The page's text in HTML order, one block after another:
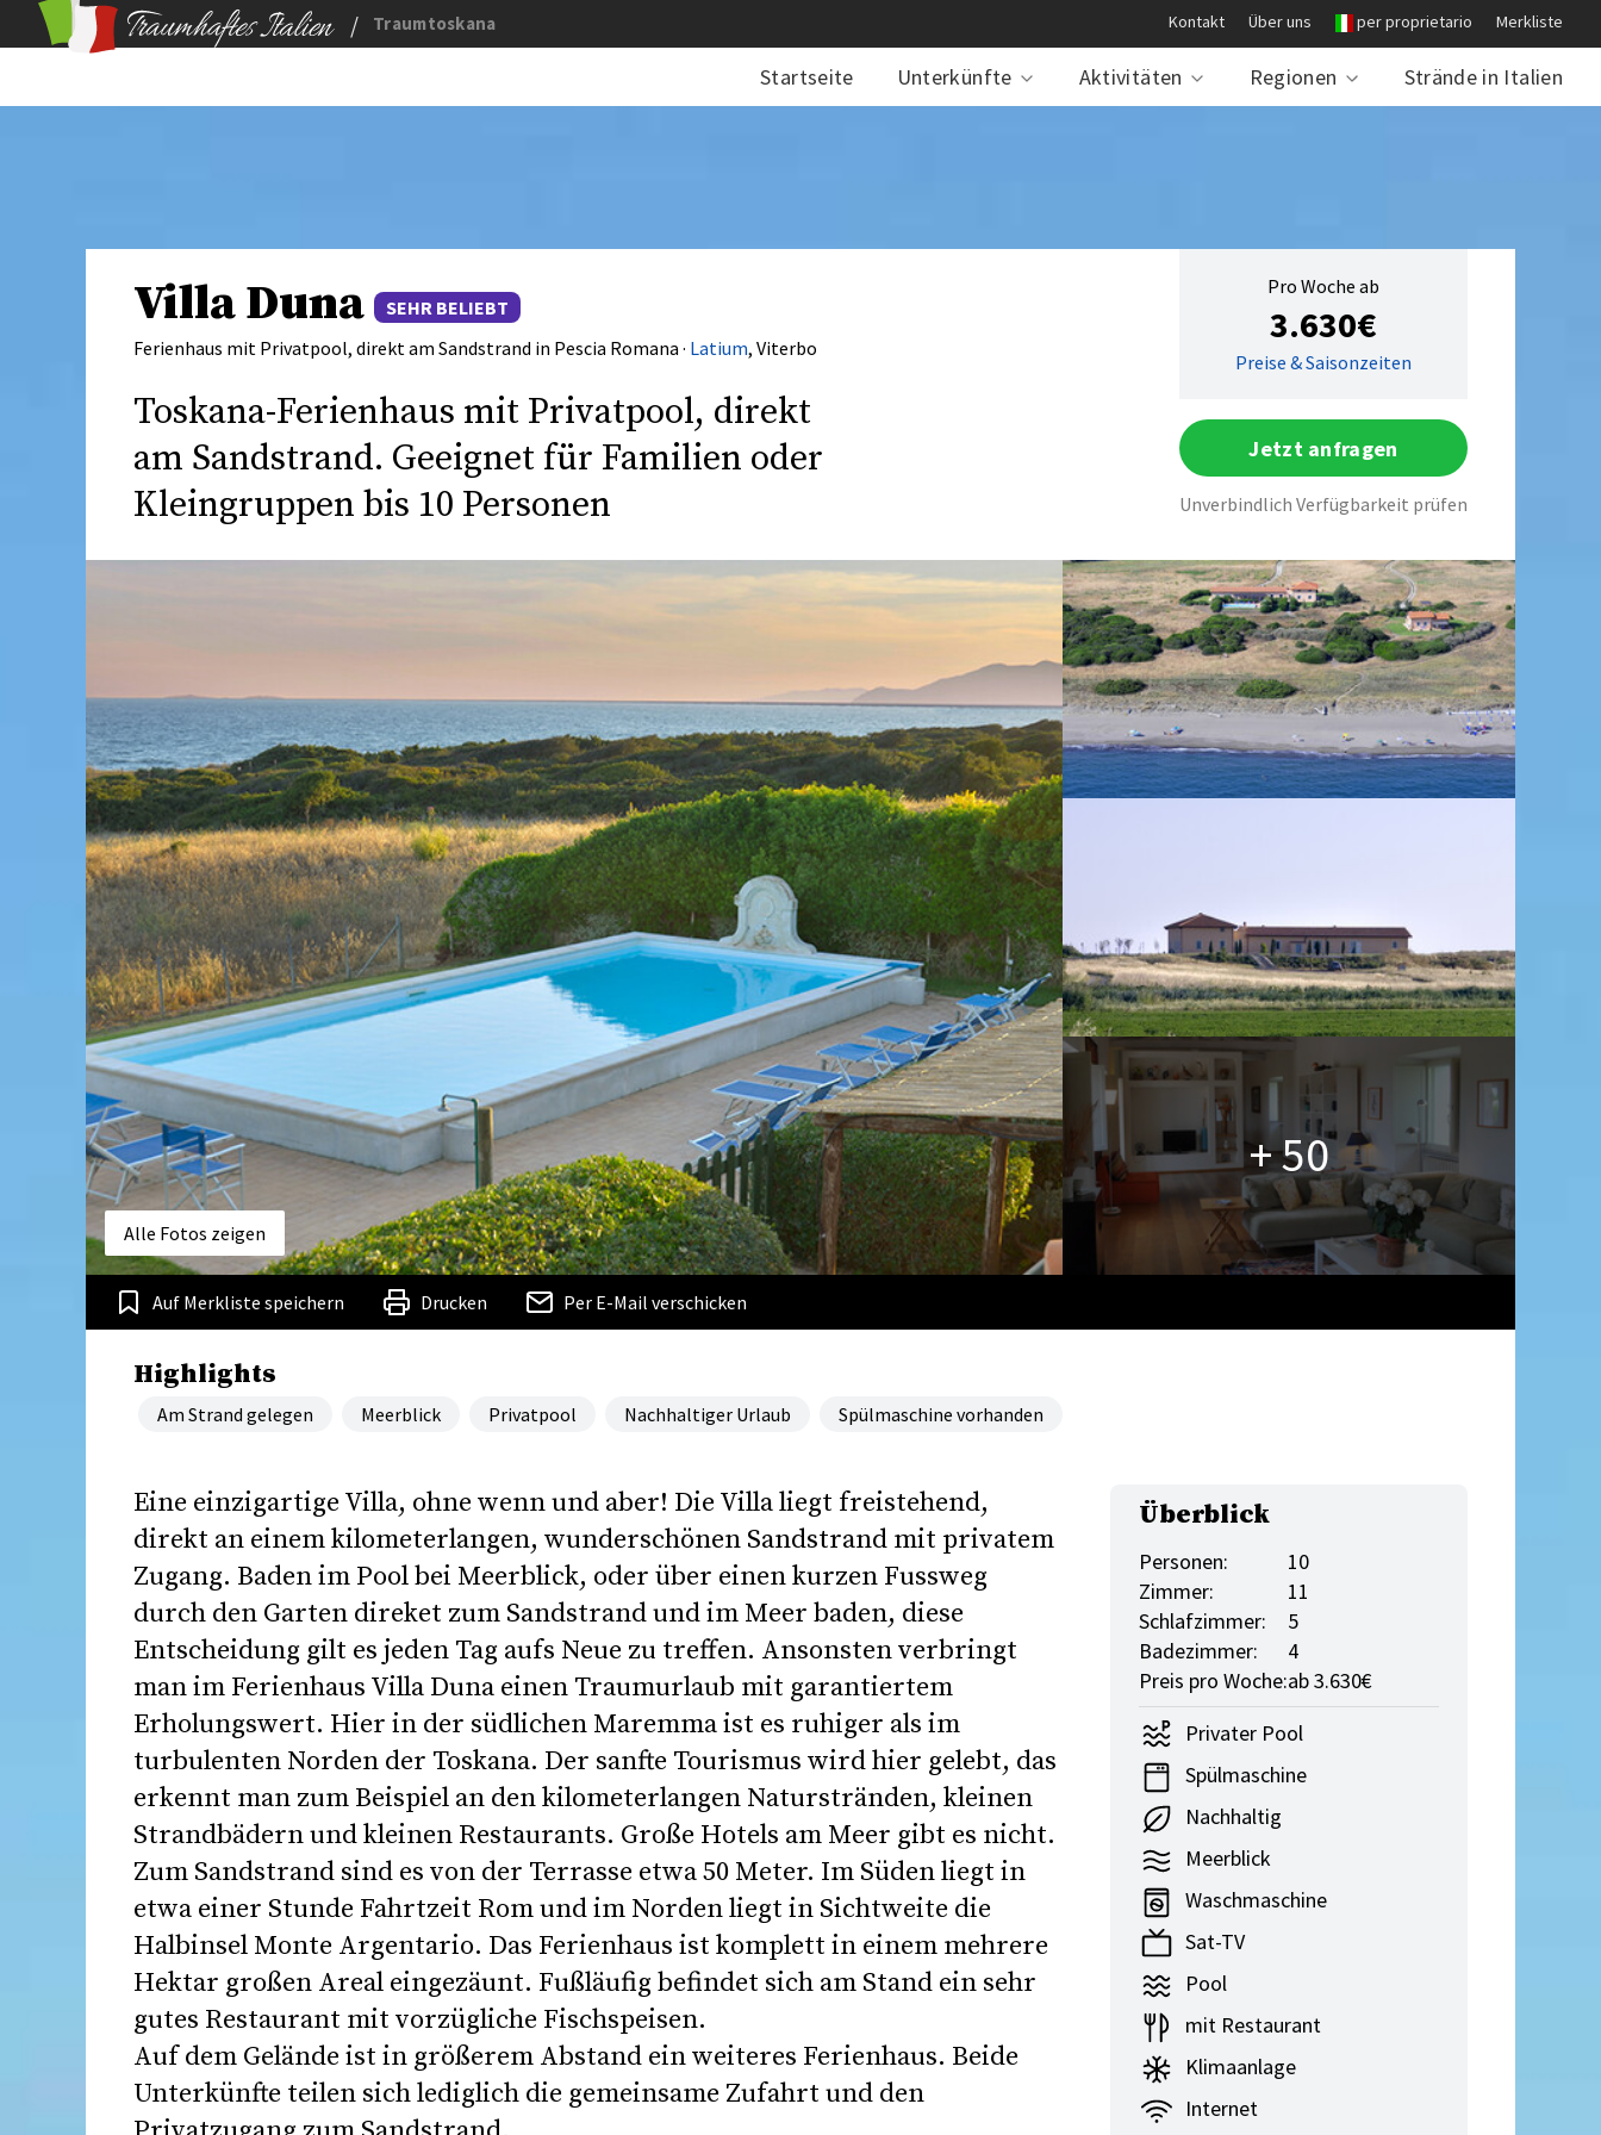
/ Traumtoskana Kontakt Über uns per proprietario Merkliste
Startseite Unterkünfte Aktivitäten Regionen Strände in Italien
Villa Duna
SEHR BELIEBT
Ferienhaus mit Privatpool, direkt am Sandstrand in Pescia Romana · Latium, Viterbo
Toskana-Ferienhaus mit Privatpool, direkt
am Sandstrand. Geeignet für Familien oder
Kleingruppen bis 10 Personen
Pro Woche ab
3.630€
Preise & Saisonzeiten
Jetzt anfragen
Unverbindlich Verfügbarkeit prüfen
Alle Fotos zeigen
+ 50
Auf Merkliste speichern Drucken Per E-Mail verschicken
Highlights
Am Strand gelegen Meerblick Privatpool Nachhaltiger Urlaub Spülmaschine vorhanden
Überblick
Personen:
10
Zimmer:
11
Schlafzimmer:
5
Badezimmer:
4
Preis pro Woche:ab 3.630€
Privater Pool
Spülmaschine
Nachhaltig
Meerblick
Waschmaschine
Sat-TV
Pool
mit Restaurant
Klimaanlage
Internet
Eine einzigartige Villa, ohne wenn und aber! Die Villa liegt freistehend,
direkt an einem kilometerlangen, wunderschönen Sandstrand mit privatem
Zugang. Baden im Pool bei Meerblick, oder über einen kurzen Fussweg
durch den Garten direket zum Sandstrand und im Meer baden, diese
Entscheidung gilt es jeden Tag aufs Neue zu treffen. Ansonsten verbringt
man im Ferienhaus Villa Duna einen Traumurlaub mit garantiertem
Erholungswert. Hier in der südlichen Maremma ist es ruhiger als im
turbulenten Norden der Toskana. Der sanfte Tourismus wird hier gelebt, das
erkennt man zum Beispiel an den kilometerlangen Naturstränden, kleinen
Strandbädern und kleinen Restaurants. Große Hotels am Meer gibt es nicht.
Zum Sandstrand sind es von der Terrasse etwa 50 Meter. Im Süden liegt in
etwa einer Stunde Fahrtzeit Rom und im Norden liegt in Sichtweite die
Halbinsel Monte Argentario. Das Ferienhaus ist komplett in einem mehrere
Hektar großen Areal eingezäunt. Fußläufig befindet sich am Stand ein sehr
gutes Restaurant mit vorzügliche Fischspeisen.
Auf dem Gelände ist in größerem Abstand ein weiteres Ferienhaus. Beide
Unterkünfte teilen sich lediglich die gemeinsame Zufahrt und den